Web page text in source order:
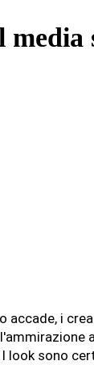
media
accade, i
look sono